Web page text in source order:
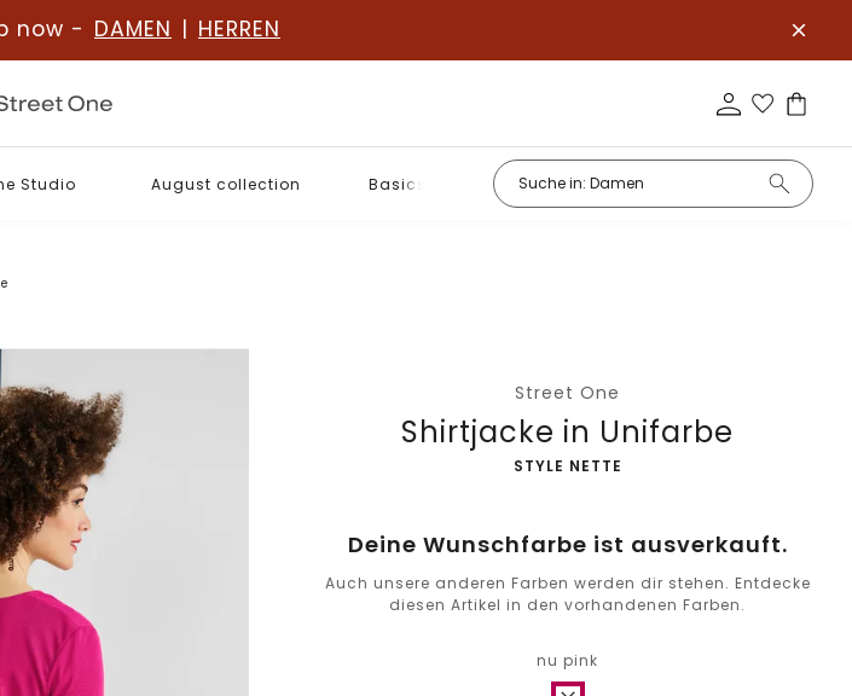
now - DAMEN | HERREN
Studio August collection Basics
Street One
Shirtjacke in Unifarbe
-
STYLE NETTE
Deine Wunschfarbe ist ausverkauft.
Auch unsere anderen Farben werden dir stehen. Entdecke
diesen Artikel in den vorhandenen Farben.
nu pink